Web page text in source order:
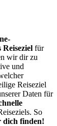
Reiseziel für
wir dir zu
und
Reiseziel
Daten für
So
dich finden!